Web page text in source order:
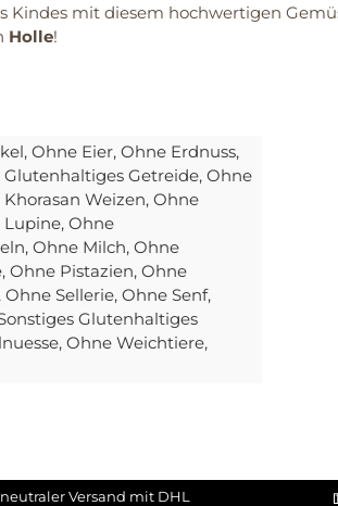
Kindes mit diesem hochwertigen
Holle!
, Ohne Eier, Ohne Erdnuss,
Glutenhaltiges Getreide, Ohne
Khorasan Weizen, Ohne
Lupine, Ohne
, Ohne Milch, Ohne
, Ohne Pistazien, Ohne
, Ohne Sellerie, Ohne Senf,
Glutenhaltiges
, Ohne Weichtiere,
Versand mit DHL